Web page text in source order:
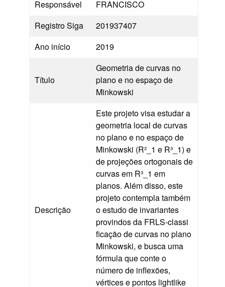
Responsável
FRANCISCO
Registro Siga
201937407
Ano início
2019
Título
Geometria de curvas no
plano e no espaço de
Minkowski
Descrição
Este projeto visa estudar a
geometria local de curvas
no plano e no espaço de
Minkowski (R²_1 e R³_1) e
de projeções ortogonais de
curvas em R³_1 em
planos. Além disso, este
projeto contempla também
o estudo de invariantes
provindos da FRLS-classi
ficação de curvas no plano
Minkowski, e busca uma
fórmula que conte o
número de inflexões,
vértices e pontos lightlike